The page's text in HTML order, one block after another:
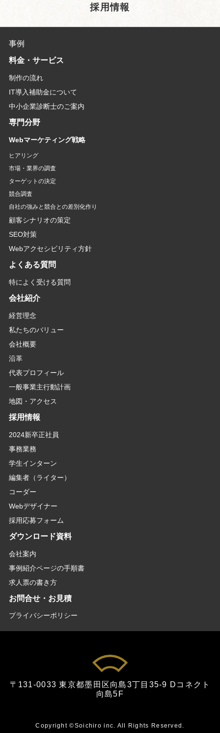
採用情報
事例
料金・サービス
制作の流れ
IT導入補助金について
中小企業診断士のご案内
専門分野
Webマーケティング戦略
ヒアリング
市場・業界の調査
ターゲットの決定
競合調査
自社の強みと競合との差別化作り
顧客シナリオの策定
SEO対策
Webアクセシビリティ方針
よくある質問
特によく受ける質問
会社紹介
経営理念
私たちのバリュー
会社概要
沿革
代表プロフィール
一般事業主行動計画
地図・アクセス
採用情報
2024新卒正社員
事務業務
学生インターン
編集者（ライター）
コーダー
Webデザイナー
採用応募フォーム
ダウンロード資料
会社案内
事例紹介ページの手順書
求人票の書き方
お問合せ・お見積
プライバシーポリシー
〒131-0033 東京都墨田区向島3丁目35-9 Dコネクト
向島5F
Copyright Soichiro inc. All Rights Reserved.